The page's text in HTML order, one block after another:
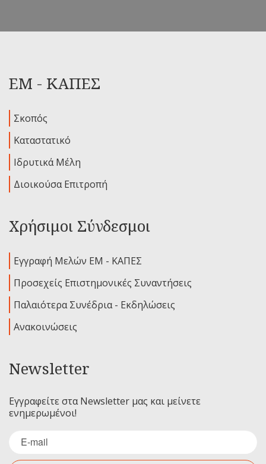
ΕΜ - ΚΑΠΕΣ
Σκοπός
Καταστατικό
Ιδρυτικά Μέλη
Διοικούσα Επιτροπή
Χρήσιμοι Σύνδεσμοι
Εγγραφή Μελών ΕΜ - ΚΑΠΕΣ
Προσεχείς Επιστημονικές Συναντήσεις
Παλαιότερα Συνέδρια - Εκδηλώσεις
Ανακοινώσεις
Newsletter
Εγγραφείτε στα Newsletter μας και μείνετε
ενημερωμένοι!